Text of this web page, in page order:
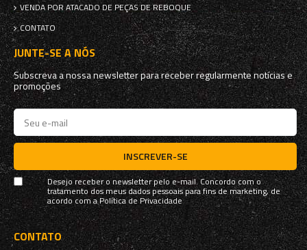
VENDA POR ATACADO DE PEÇAS DE REBOQUE
CONTATO
JUNTE-SE A NÓS
Subscreva a nossa newsletter para receber regularmente notícias e
promoções
INSCREVER-SE
Desejo receber o newsletter pelo e-mail. Concordo com o
tratamento dos meus dados pessoais para fins de marketing, de
acordo com aPolítica de Privacidade
CONTATO